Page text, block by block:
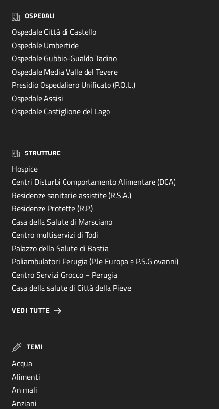
OSPEDALI
Ospedale Città di Castello
Ospedale Umbertide
Ospedale Gubbio-Gualdo Tadino
Ospedale Media Valle del Tevere
Presidio Ospedaliero Unificato (P.O.U.)
Ospedale Assisi
Ospedale Castiglione del Lago
STRUTTURE
Hospice
Centri Disturbi Comportamento Alimentare (DCA)
Residenze sanitarie assistite (R.S.A.)
Residenze Protette (R.P.)
Casa della Salute di Marsciano
Centro multiservizi di Todi
Palazzo della Salute di Bastia
Poliambulatori Perugia (P.le Europa e P.S.Giovanni)
Centro Servizi Grocco – Perugia
Casa della salute di Città della Pieve
VEDI TUTTE
TEMI
Acqua
Alimenti
Animali
Anziani